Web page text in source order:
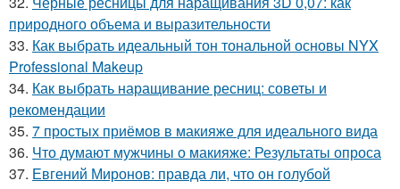
природного объема и выразительности
33. Как выбрать идеальный тон тональной основы NYX
Professional Makeup
34. Как выбрать наращивание ресниц: советы и
рекомендации
35. 7 простых приёмов в макияже для идеального вида
36. Что думают мужчины о макияже: Результаты опроса
37. Евгений Миронов: правда ли, что он голубой